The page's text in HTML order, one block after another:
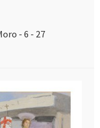
- 6 - 27